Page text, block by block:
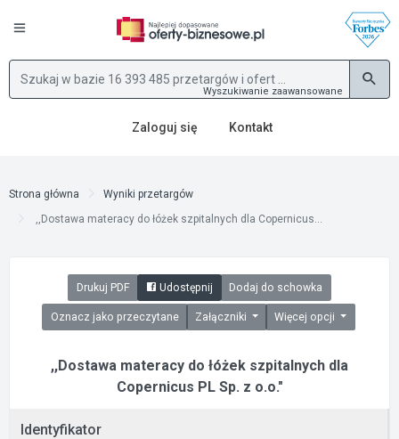
Wyszukiwanie zaawansowane
Zaloguj się Kontakt
Strona główna
Wyniki przetargów
,,Dostawa materacy do łóżek szpitalnych dla Copernicus...
Drukuj PDF Udostępnij Dodaj do schowka
Oznacz jako przeczytane Załączniki Więcej opcji
,,Dostawa materacy do łóżek szpitalnych dla
Copernicus PL Sp. z o.o."
Identyfikator